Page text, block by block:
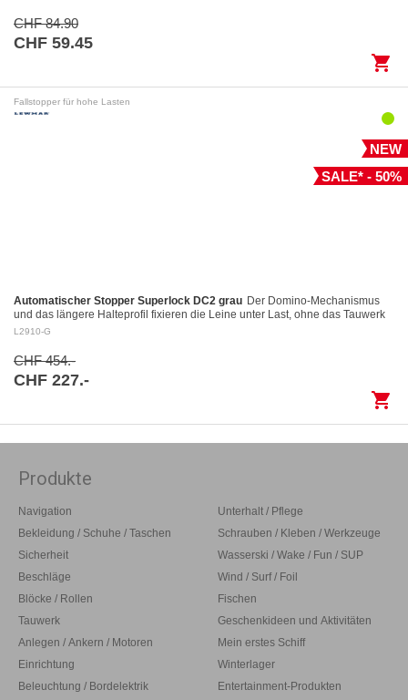
CHF 84.90
CHF 59.45
shopping_cart
Fallstopper für hohe Lasten
NEW
SALE* - 50%
Automatischer Stopper Superlock DC2 grau Der Domino-Mechanismus
und das längere Halteprofil fixieren die Leine unter Last, ohne das Tauwerk
aufzuscheuern Kontrolliertes Fieren: Das…
L2910-G
CHF 454.-
CHF 227.-
shopping_cart
Produkte
Navigation
Bekleidung / Schuhe / Taschen
Sicherheit
Beschläge
Blöcke / Rollen
Tauwerk
Anlegen / Ankern / Motoren
Einrichtung
Beleuchtung / Bordelektrik
Unterhalt / Pflege
Schrauben / Kleben / Werkzeuge
Wasserski / Wake / Fun / SUP
Wind / Surf / Foil
Fischen
Geschenkideen und Aktivitäten
Mein erstes Schiff
Winterlager
Entertainment-Produkten